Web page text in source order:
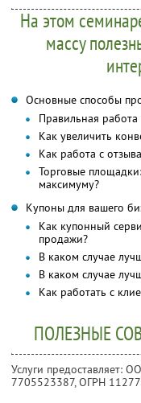
На этом
массу
Основные способы
Правильная
Как увеличить
Как работа с
Торговые
максимуму?
Купоны для вашего
Как купонный
продажи?
В каком случае
В каком случае
Как работать с
ПОЛЕЗНЫЕ
Услуги предоставляет:
7705523387, ОГРН